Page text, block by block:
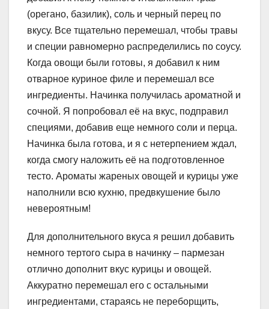
(орегано, базилик), соль и черный перец по
вкусу. Все тщательно перемешал, чтобы травы
и специи равномерно распределились по соусу.
Когда овощи были готовы, я добавил к ним
отварное куриное филе и перемешал все
ингредиенты. Начинка получилась ароматной и
сочной. Я попробовал её на вкус, подправил
специями, добавив еще немного соли и перца.
Начинка была готова, и я с нетерпением ждал,
когда смогу наложить её на подготовленное
тесто. Ароматы жареных овощей и курицы уже
наполнили всю кухню, предвкушение было
невероятным!
Для дополнительного вкуса я решил добавить
немного тертого сыра в начинку – пармезан
отлично дополнит вкус курицы и овощей.
Аккуратно перемешал его с остальными
ингредиентами, стараясь не переборщить,